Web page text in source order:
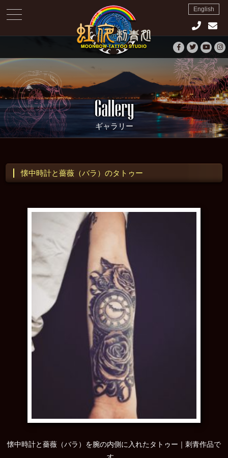
toggle
navigation
ギャラリー
English
懐中時計と薔薇（バラ）のタトゥー
懐中時計と薔薇（バラ）を腕の内側に入れたタトゥー｜刺青作品で